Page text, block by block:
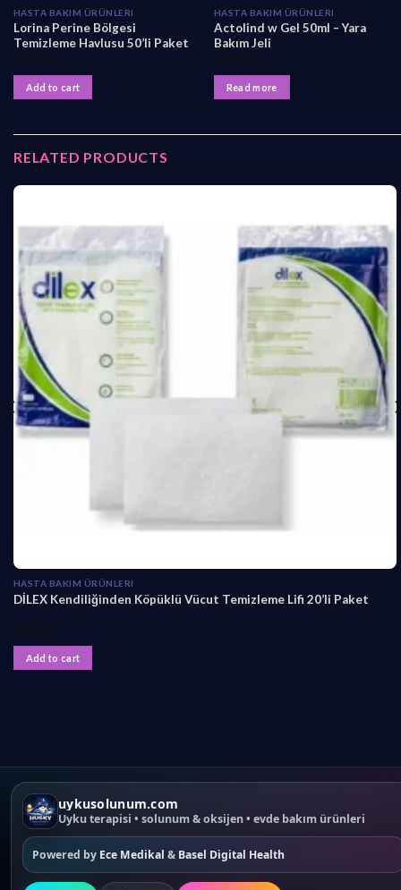
HASTA BAKIM ÜRÜNLERI
Lorina Perine Bölgesi
Temizleme Havlusu 50’li Paket
Add to cart
HASTA BAKIM ÜRÜNLERI
Actolind w Gel 50ml – Yara
Bakım Jeli
Read more
RELATED PRODUCTS
HASTA BAKIM ÜRÜNLERI
DİLEX Kendiliğinden Köpüklü Vücut Temizleme Lifi 20’li Paket
Add to cart
uykusolunum.com
Uyku terapisi • solunum & oksijen • evde bakım ürünleri
Powered by Ece Medikal & Basel Digital Health